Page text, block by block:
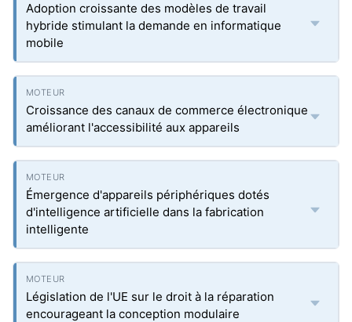
Adoption croissante des modèles de travail
hybride stimulant la demande en informatique
mobile
Croissance des canaux de commerce électronique
améliorant l'accessibilité aux appareils
Émergence d'appareils périphériques dotés
d'intelligence artificielle dans la fabrication
intelligente
Législation de l'UE sur le droit à la réparation
encourageant la conception modulaire